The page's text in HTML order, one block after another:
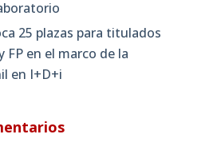
25 plazas para titulados
FP en el marco de la
en I+D+i